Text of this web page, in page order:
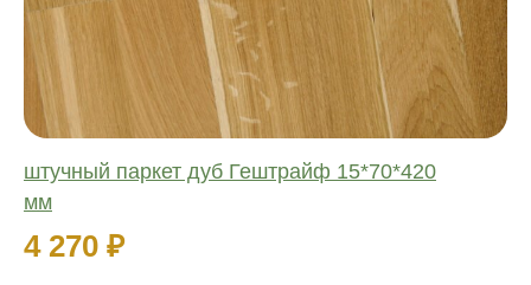
штучный паркет дуб Гештрайф 15*70*420
мм
4 270 ₽
Ширина:
Толщина: